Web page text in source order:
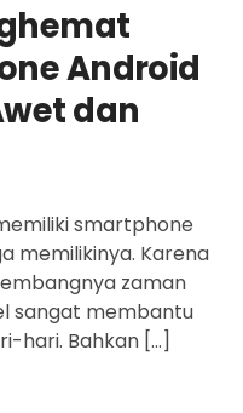
Android
dan
smartphone
memilikinya. Karena
zaman
sangat membantu
hari. Bahkan […]